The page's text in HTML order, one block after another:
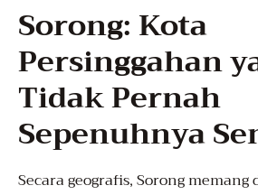
Sorong: Kota
Persinggahan
Tidak Pernah
Sepenuhnya
Secara geografis, Sorong